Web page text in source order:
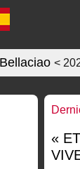
<
«